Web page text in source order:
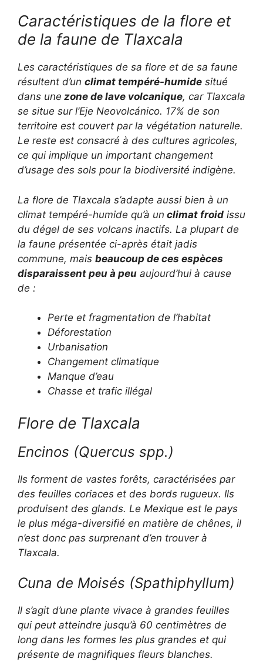
Caractéristiques de la flore et
de la faune de Tlaxcala
Les caractéristiques de sa flore et de sa faune
résultent d’un climat tempéré-humide situé
dans une zone de lave volcanique, car Tlaxcala
se situe sur l’Eje Neovolcánico. 17% de son
territoire est couvert par la végétation naturelle.
Le reste est consacré à des cultures agricoles,
ce qui implique un important changement
d’usage des sols pour la biodiversité indigène.
La flore de Tlaxcala s’adapte aussi bien à un
climat tempéré-humide qu’à un climat froid issu
du dégel de ses volcans inactifs. La plupart de
la faune présentée ci-après était jadis
commune, mais beaucoup de ces espèces
disparaissent peu à peu aujourd’hui à cause
de :
Perte et fragmentation de l’habitat
Déforestation
Urbanisation
Changement climatique
Manque d’eau
Chasse et trafic illégal
Flore de Tlaxcala
Encinos (Quercus spp.)
Ils forment de vastes forêts, caractérisées par
des feuilles coriaces et des bords rugueux. Ils
produisent des glands. Le Mexique est le pays
le plus méga-diversifié en matière de chênes, il
n’est donc pas surprenant d’en trouver à
Tlaxcala.
Cuna de Moisés (Spathiphyllum)
Il s’agit d’une plante vivace à grandes feuilles
qui peut atteindre jusqu’à 60 centimètres de
long dans les formes les plus grandes et qui
présente de magnifiques fleurs blanches.